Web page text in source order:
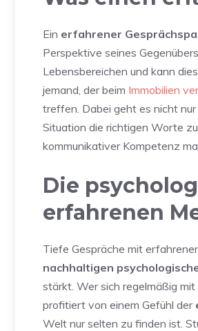
Ein erfahrener
Perspektive seines
Lebensbereichen und kann
jemand, der beim Immobilien
treffen. Dabei geht es nicht
Situation die richtigen Worte
kommunikativer Kompetenz
Die
erfahrenen
Tiefe Gespräche mit
nachhaltigen
stärkt. Wer sich regelmäßig
profitiert von einem Gefühl der
Welt nur selten zu finden ist.